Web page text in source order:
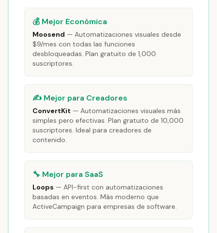
💰 Mejor Económica
Moosend — Automatizaciones visuales desde
$9/mes con todas las funciones
desbloqueadas. Plan gratuito de 1,000
suscriptores.
✍️ Mejor para Creadores
ConvertKit — Automatizaciones visuales más
simples pero efectivas. Plan gratuito de 10,000
suscriptores. Ideal para creadores de
contenido.
🔧 Mejor para SaaS
Loops — API-first con automatizaciones
basadas en eventos. Más moderno que
ActiveCampaign para empresas de software.